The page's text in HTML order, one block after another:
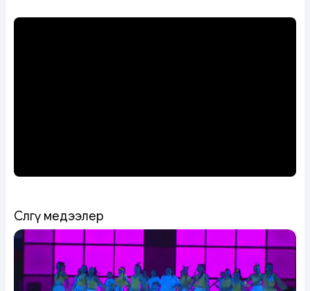
Сөөлгү медээлер